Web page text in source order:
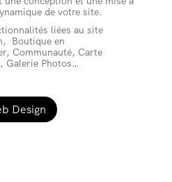
de votre site.
liées au site
Boutique en
Communauté, Carte
Galerie Photos…
Design